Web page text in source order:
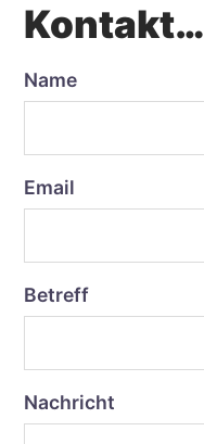
Kontakt…
Name
Email
Betreff
Nachricht